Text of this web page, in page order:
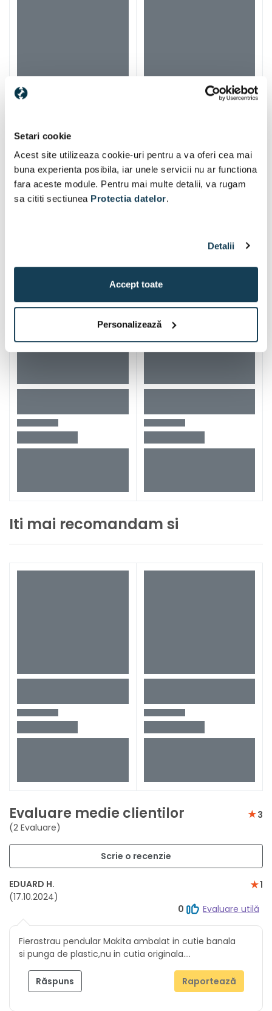
Setari cookie
Acest site utilizeaza cookie-uri pentru a va oferi cea mai
buna experienta posibila, iar unele servicii nu ar functiona
fara aceste module. Pentru mai multe detalii, va rugam
sa cititi sectiunea Protectia datelor.
Detalii
Accept toate
Personalizează
Iti mai recomandam si
Evaluare medie clientilor
(2 Evaluare)
3
Scrie o recenzie
EDUARD H.
(17.10.2024)
1
0
Evaluare utilă
Fierastrau pendular Makita ambalat in cutie banala
si punga de plastic,nu in cutia originala....
Răspuns Raportează